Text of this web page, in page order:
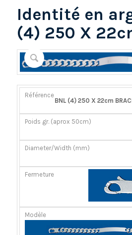
Identité en
(4) 250 X
RÉFÉRENCE
POIDS
(APROX
BNL (4) 250 X 22cm